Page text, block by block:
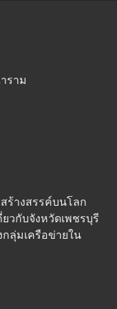
ราม
ร้างสรรค์บนโลก
วกับจังหวัดเพชรบุรี
ลุ่มเครือข่ายใน